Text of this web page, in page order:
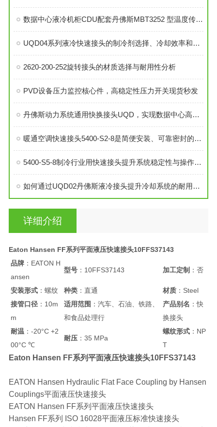
数据中心液冷机柜CDU配套丹佛斯MBT3252 型温度传感器
UQD04系列液冷快速接头的制冷剂选择、冷却效率和可靠性分析
2620-200-252旋转接头的材质选择与耐用性分析
PVD设备压力监控核心件，高稳定性压力开关现货秒发
丹佛斯动力系统通用快换接头UQD，实现数据中心高效液冷
暖通空调快速接头5400-S2-8是简便安装、可靠密封的理想选择
5400-S5-8制冷行业用快速接头提升系统稳定性与操作便捷性
如何通过UQD02丹佛斯液冷接头提升冷却系统的耐用性？
详细介绍
Eaton Hansen FF系列平面液压快速接头10FFS37143
品牌：EATON H
ansen
型号：10FFS37143 加工定制：否
安装形式：螺纹 种类：直通 材质：Steel
接管口径：10m
m
适用范围 ：汽车、石油、铁路、
和食品处理行
产品别名 ：快
换接头
耐温 ：-20°C +2
00°C ℃
耐压：35 MPa
螺纹形式：NP
T
Eaton Hansen FF系列平面液压快速接头10FFS37143
EATON Hansen Hydraulic Flat Face Coupling by Hansen
Couplings平面液压快速接头
EATON Hansen FF系列平面液压快速接头
Hansen FF系列 ISO 16028平面液压标准快速接头